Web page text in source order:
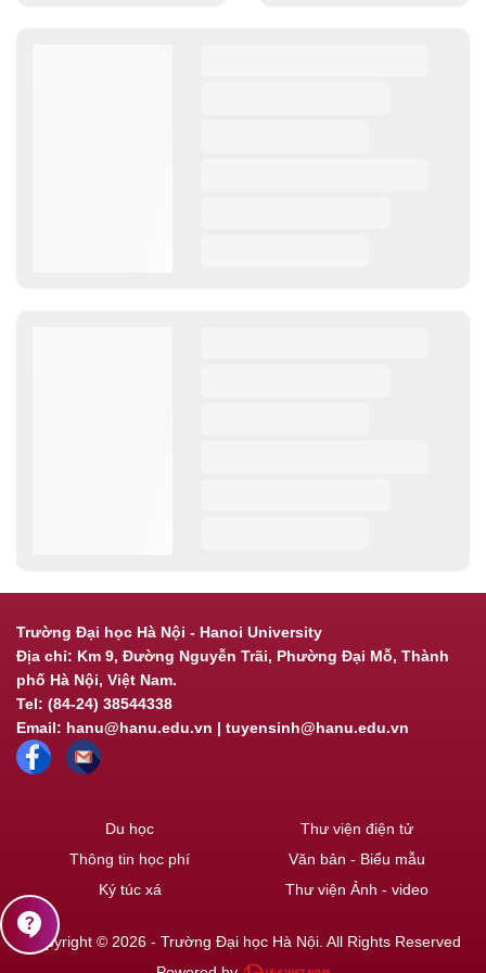
Trường Đại học Hà Nội - Hanoi University
Địa chỉ: Km 9, Đường Nguyễn Trãi, Phường Đại Mỗ, Thành
phố Hà Nội, Việt Nam.
Tel: (84-24) 38544338
Email: hanu@hanu.edu.vn | tuyensinh@hanu.edu.vn
Du học
Thông tin học phí
Ký túc xá
Thư viện điện tử
Văn bản - Biểu mẫu
Thư viện Ảnh - video
Copyright © 2026 - Trường Đại học Hà Nội. All Rights Reserved
contact_support